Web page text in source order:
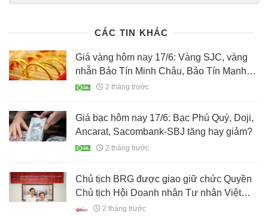
CÁC TIN KHÁC
Giá vàng hôm nay 17/6: Vàng SJC, vàng
nhẫn Bảo Tín Minh Châu, Bảo Tín Mạnh
Hải, Phú Quý, Doji điều chỉnh thế nào?
2 tháng trước
Giá bạc hôm nay 17/6: Bạc Phú Quý, Doji,
Ancarat, Sacombank-SBJ tăng hay giảm?
2 tháng trước
Chủ tịch BRG được giao giữ chức Quyền
Chủ tịch Hội Doanh nhân Tư nhân Việt
Nam
2 tháng trước